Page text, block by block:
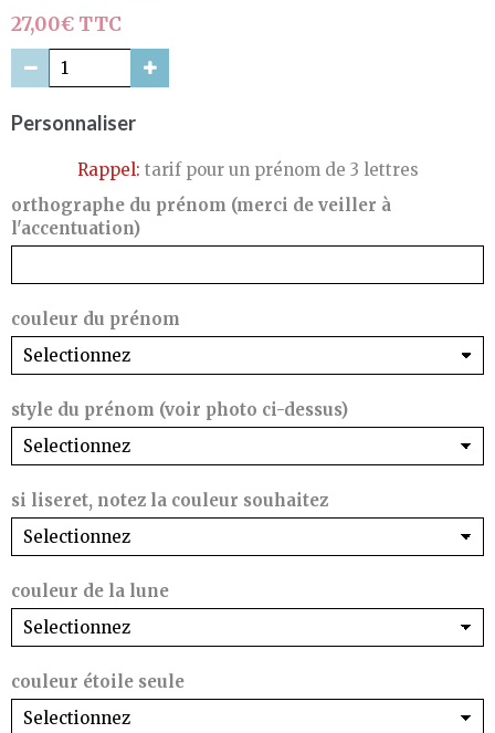
27,00€ TTC
Personnaliser
Rappel: tarif pour un prénom de 3 lettres
orthographe du prénom (merci de veiller à
l'accentuation)
couleur du prénom
style du prénom (voir photo ci-dessus)
si liseret, notez la couleur souhaitez
couleur de la lune
couleur étoile seule